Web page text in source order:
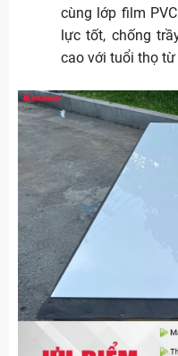
cùng lớp film
lực tốt, chống
cao với tuổi thọ